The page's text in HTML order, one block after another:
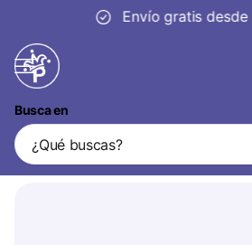
30 días de
Busca en
Invitaciones Sonic Con
Vendedor Procos